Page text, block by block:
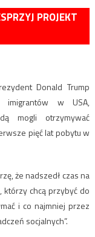
PROJEKT
Donald Trump
imigrantów w USA,
mogli otrzymywać
pięć lat pobytu w
że nadszedł czas na
którzy chcą przybyć do
i co najmniej przez
socjalnych”.